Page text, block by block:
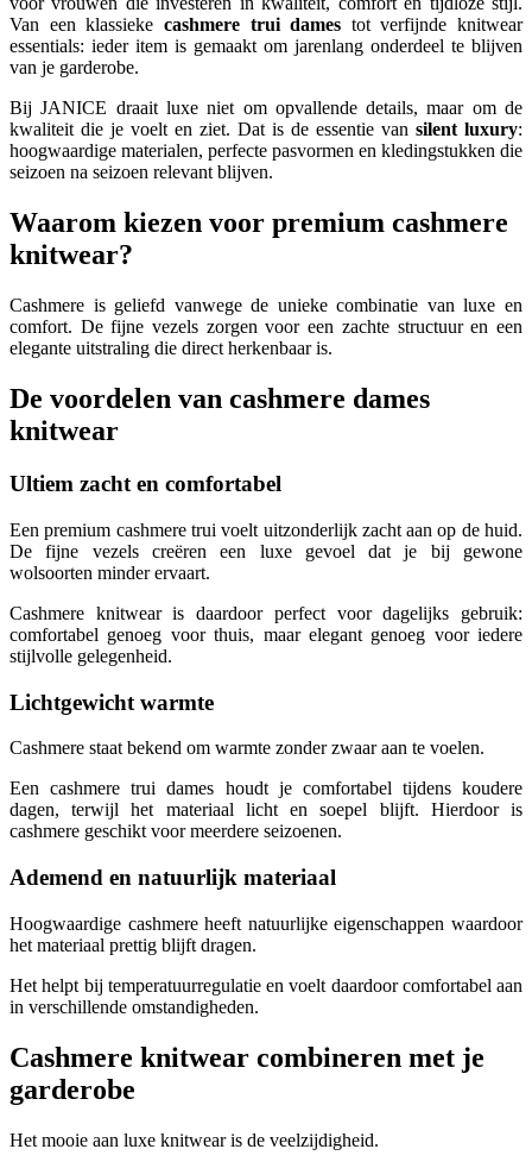
Van een klassieke cashmere trui dames tot verfijnde knitwear
essentials: ieder item is gemaakt om jarenlang onderdeel te blijven
van je garderobe.
Bij JANICE draait luxe niet om opvallende details, maar om de
kwaliteit die je voelt en ziet. Dat is de essentie van silent luxury:
hoogwaardige materialen, perfecte pasvormen en kledingstukken die
seizoen na seizoen relevant blijven.
Waarom kiezen voor premium cashmere
knitwear?
Cashmere is geliefd vanwege de unieke combinatie van luxe en
comfort. De fijne vezels zorgen voor een zachte structuur en een
elegante uitstraling die direct herkenbaar is.
De voordelen van cashmere dames
knitwear
Ultiem zacht en comfortabel
Een premium cashmere trui voelt uitzonderlijk zacht aan op de huid.
De fijne vezels creëren een luxe gevoel dat je bij gewone
wolsoorten minder ervaart.
Cashmere knitwear is daardoor perfect voor dagelijks gebruik:
comfortabel genoeg voor thuis, maar elegant genoeg voor iedere
stijlvolle gelegenheid.
Lichtgewicht warmte
Cashmere staat bekend om warmte zonder zwaar aan te voelen.
Een cashmere trui dames houdt je comfortabel tijdens koudere
dagen, terwijl het materiaal licht en soepel blijft. Hierdoor is
cashmere geschikt voor meerdere seizoenen.
Ademend en natuurlijk materiaal
Hoogwaardige cashmere heeft natuurlijke eigenschappen waardoor
het materiaal prettig blijft dragen.
Het helpt bij temperatuurregulatie en voelt daardoor comfortabel aan
in verschillende omstandigheden.
Cashmere knitwear combineren met je
garderobe
Het mooie aan luxe knitwear is de veelzijdigheid.